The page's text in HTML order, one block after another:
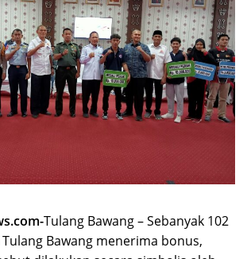
Tulang Bawang – Sebanyak 102
Bawang menerima bonus,